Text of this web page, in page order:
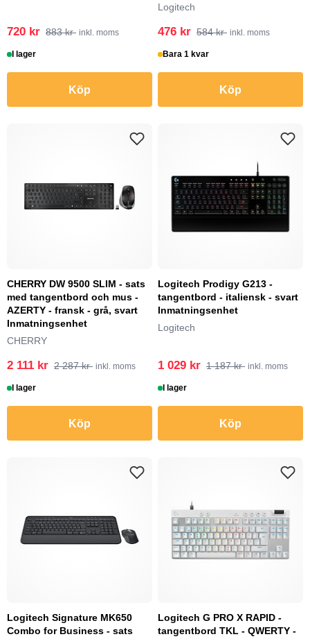
720 kr 883 kr inkl. moms
I lager
Köp
Inmatningsenhet
Logitech
476 kr 584 kr inkl. moms
Bara 1 kvar
Köp
CHERRY DW 9500 SLIM - sats
med tangentbord och mus -
AZERTY - fransk - grå, svart
Inmatningsenhet
CHERRY
2 111 kr 2 287 kr inkl. moms
I lager
Köp
Logitech Prodigy G213 -
tangentbord - italiensk - svart
Inmatningsenhet
Logitech
1 029 kr 1 187 kr inkl. moms
I lager
Köp
Logitech Signature MK650
Combo for Business - sats
Logitech G PRO X RAPID -
tangentbord TKL - QWERTY -